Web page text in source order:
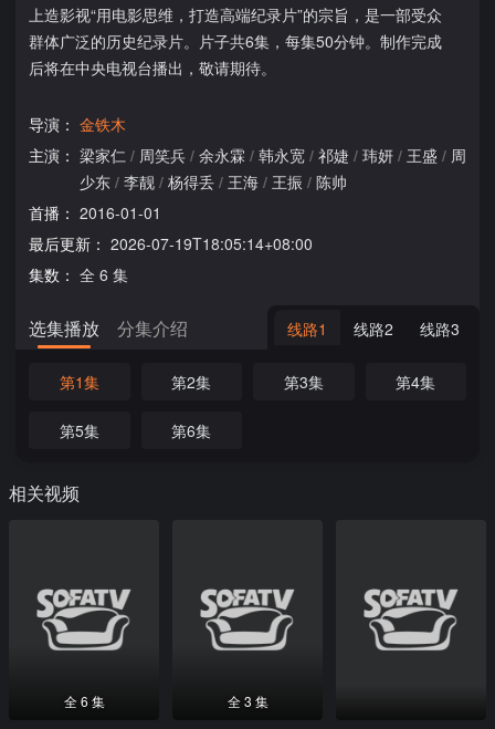
上造影视“用电影思维，打造高端纪录片”的宗旨，是一部受众
群体广泛的历史纪录片。片子共6集，每集50分钟。制作完成
后将在中央电视台播出，敬请期待。
导演： 金铁木
主演： 梁家仁 / 周笑兵 / 余永霖 / 韩永宽 / 祁婕 / 玮妍 / 王盛 / 周
少东 / 李靓 / 杨得丢 / 王海 / 王振 / 陈帅
首播： 2016-01-01
最后更新： 2026-07-19T18:05:14+08:00
集数： 全 6 集
选集播放 分集介绍 线路1 线路2 线路3
第1集 第2集 第3集 第4集
第5集 第6集
相关视频
全 6 集 全 3 集